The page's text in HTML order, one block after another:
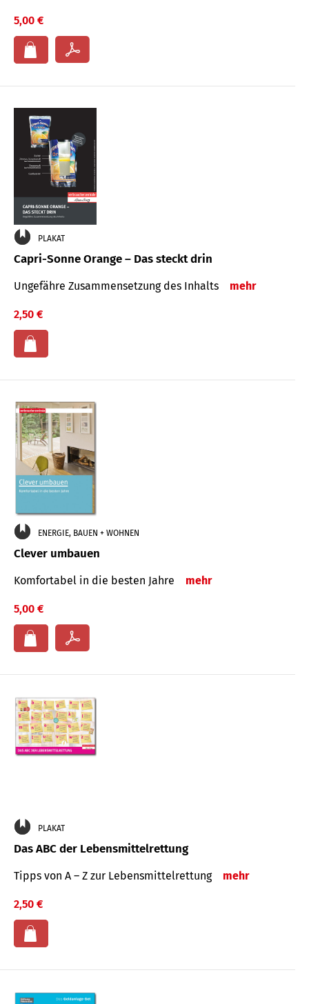
5,00 €
PLAKAT
Capri-Sonne Orange – Das steckt drin
Ungefähre Zu­sammen­setzung des Inhalts mehr
2,50 €
ENERGIE, BAUEN + WOHNEN
Clever umbauen
Komfortabel in die besten Jahre mehr
5,00 €
PLAKAT
Das ABC der Lebensmittelrettung
Tipps von A – Z zur Lebensmittelrettung mehr
2,50 €